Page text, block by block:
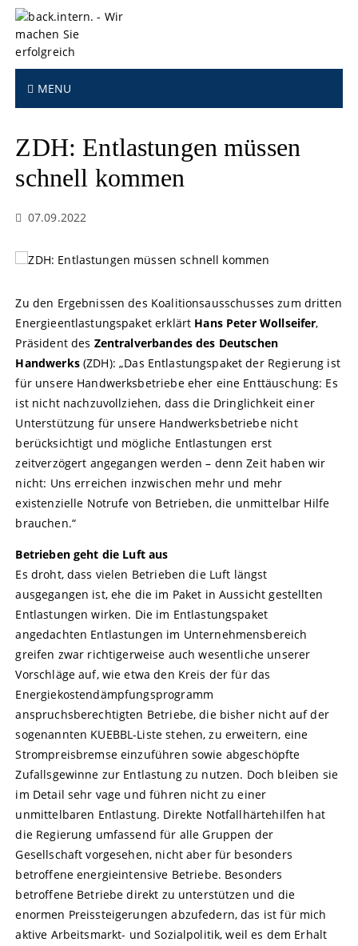
MENU
ZDH: Entlastungen müssen
schnell kommen
07.09.2022
Zu den Ergebnissen des Koalitionsausschusses zum dritten
Energieentlastungspaket erklärt Hans Peter Wollseifer,
Präsident des Zentralverbandes des Deutschen
Handwerks (ZDH): „Das Entlastungspaket der Regierung ist
für unsere Handwerksbetriebe eher eine Enttäuschung: Es
ist nicht nachzuvollziehen, dass die Dringlichkeit einer
Unterstützung für unsere Handwerksbetriebe nicht
berücksichtigt und mögliche Entlastungen erst
zeitverzögert angegangen werden – denn Zeit haben wir
nicht: Uns erreichen inzwischen mehr und mehr
existenzielle Notrufe von Betrieben, die unmittelbar Hilfe
brauchen.“
Betrieben geht die Luft aus
Es droht, dass vielen Betrieben die Luft längst
ausgegangen ist, ehe die im Paket in Aussicht gestellten
Entlastungen wirken. Die im Entlastungspaket
angedachten Entlastungen im Unternehmensbereich
greifen zwar richtigerweise auch wesentliche unserer
Vorschläge auf, wie etwa den Kreis der für das
Energiekostendämpfungsprogramm
anspruchsberechtigten Betriebe, die bisher nicht auf der
sogenannten KUEBBL-Liste stehen, zu erweitern, eine
Strompreisbremse einzuführen sowie abgeschöpfte
Zufallsgewinne zur Entlastung zu nutzen. Doch bleiben sie
im Detail sehr vage und führen nicht zu einer
unmittelbaren Entlastung. Direkte Notfallhärtehilfen hat
die Regierung umfassend für alle Gruppen der
Gesellschaft vorgesehen, nicht aber für besonders
betroffene energieintensive Betriebe. Besonders
betroffene Betriebe direkt zu unterstützen und die
enormen Preissteigerungen abzufedern, das ist für mich
aktive Arbeitsmarkt- und Sozialpolitik, weil es dem Erhalt